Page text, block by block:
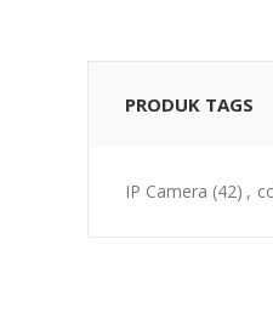
PRODUK TAGS
IP Camera (42) ,